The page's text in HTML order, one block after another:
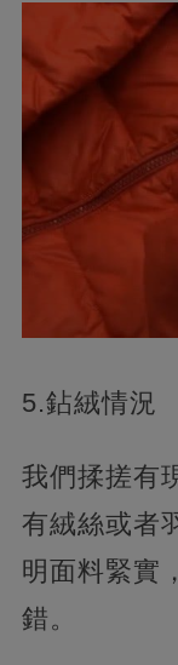
5.鉆絨情況
我們揉搓有
有絨絲或者
明面料緊實
錯。